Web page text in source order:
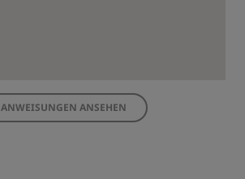
ANWEISUNGEN ANSEHEN